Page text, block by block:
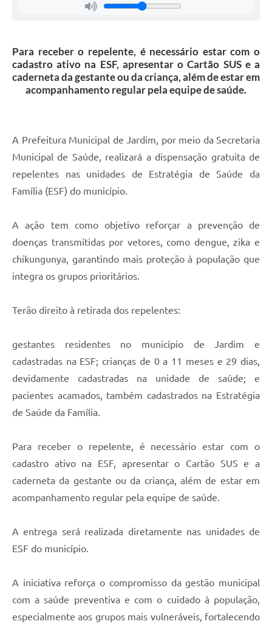
Para receber o repelente, é necessário estar com o
cadastro ativo na ESF, apresentar o Cartão SUS e a
caderneta da gestante ou da criança, além de estar em
acompanhamento regular pela equipe de saúde.
A Prefeitura Municipal de Jardim, por meio da Secretaria
Municipal de Saúde, realizará a dispensação gratuita de
repelentes nas unidades de Estratégia de Saúde da
Família (ESF) do município.
A ação tem como objetivo reforçar a prevenção de
doenças transmitidas por vetores, como dengue, zika e
chikungunya, garantindo mais proteção à população que
integra os grupos prioritários.
Terão direito à retirada dos repelentes:
gestantes residentes no município de Jardim e
cadastradas na ESF; crianças de 0 a 11 meses e 29 dias,
devidamente cadastradas na unidade de saúde; e
pacientes acamados, também cadastrados na Estratégia
de Saúde da Família.
Para receber o repelente, é necessário estar com o
cadastro ativo na ESF, apresentar o Cartão SUS e a
caderneta da gestante ou da criança, além de estar em
acompanhamento regular pela equipe de saúde.
A entrega será realizada diretamente nas unidades de
ESF do município.
A iniciativa reforça o compromisso da gestão municipal
com a saúde preventiva e com o cuidado à população,
especialmente aos grupos mais vulneráveis, fortalecendo